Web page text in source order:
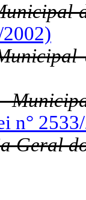
n°
Geral